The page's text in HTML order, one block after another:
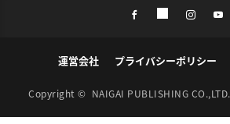
運営会社 プライバシーポリシー
Copyright © NAIGAI PUBLISHING CO.,LTD.